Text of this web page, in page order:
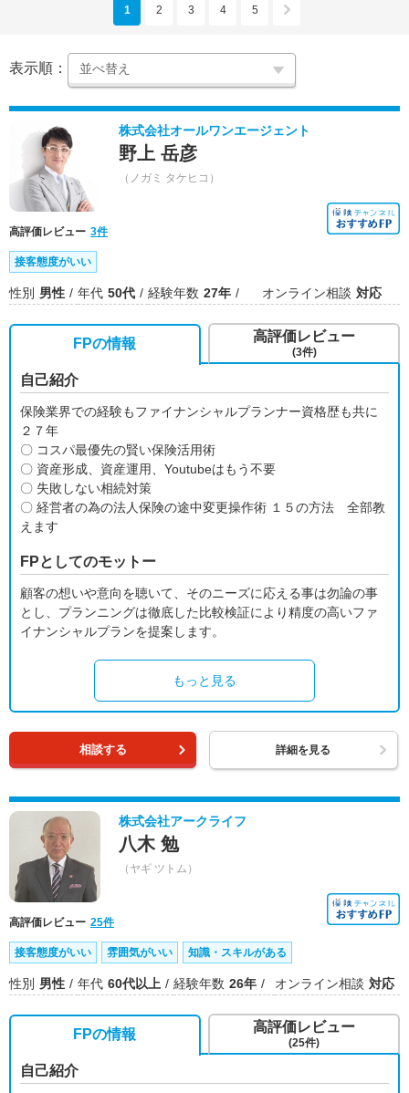
1 2 3 4 5
表示順：
株式会社オールワンエージェント
野上 岳彦
（ノガミ タケヒコ）
高評価レビュー 3件
接客態度がいい
性別 男性 年代 50代 経験年数 27年 オンライン相談 対応
FPの情報
自己紹介
保険業界での経験もファイナンシャルプランナー資格歴も共に
２７年
〇 コスパ最優先の賢い保険活用術
〇 資産形成、資産運用、Youtubeはもう不要
〇 失敗しない相続対策
〇 経営者の為の法人保険の途中変更操作術 １５の方法 全部教
えます
FPとしてのモットー
顧客の想いや意向を聴いて、そのニーズに応える事は勿論の事
とし、プランニングは徹底した比較検証により精度の高いファ
イナンシャルプランを提案します。
もっと見る
高評価レビュー
(3件)
相談する 詳細を見る
株式会社アークライフ
八木 勉
（ヤギ ツトム）
高評価レビュー 25件
接客態度がいい 雰囲気がいい 知識・スキルがある
性別 男性 年代 60代以上 経験年数 26年 オンライン相談 対応
FPの情報
自己紹介
高評価レビュー
(25件)